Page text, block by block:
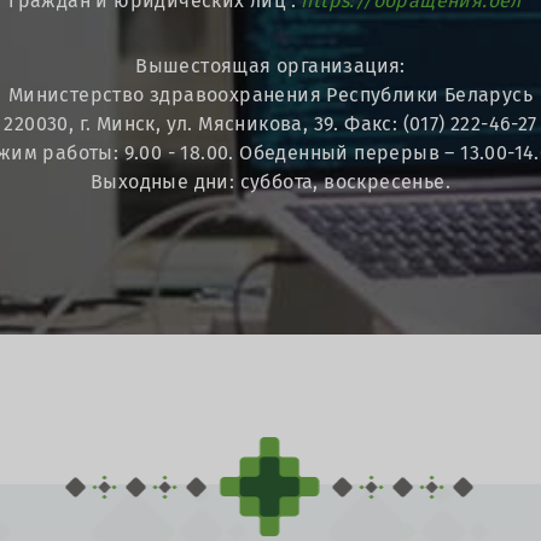
Вышестоящая организация:
Министерство здравоохранения Республики Беларусь
220030, г. Минск, ул. Мясникова, 39. Факс: (017) 222-46-27
работы: 9.00 - 18.00. Обеденный перерыв – 13.00-
Выходные дни: суббота, воскресенье.